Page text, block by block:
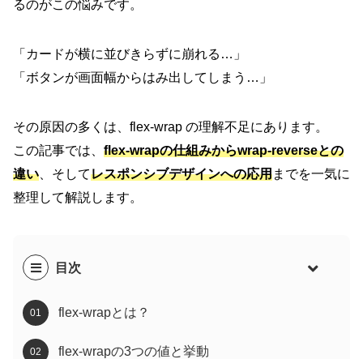
るのがこの悩みです。
「カードが横に並びきらずに崩れる…」
「ボタンが画面幅からはみ出してしまう…」
その原因の多くは、flex-wrap の理解不足にあります。
この記事では、 flex-wrapの仕組みからwrap-reverseとの
違い 、そしてレスポンシブデザインへの応用までを一気に
整理して解説します。
目次
flex-wrapとは？
flex-wrapの3つの値と挙動